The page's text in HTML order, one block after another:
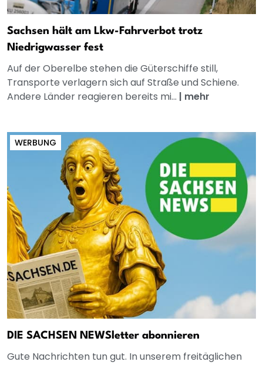
Sachsen hält am Lkw-Fahrverbot trotz
Niedrigwasser fest
Auf der Oberelbe stehen die Güterschiffe still,
Transporte verlagern sich auf Straße und Schiene.
Andere Länder reagieren bereits mi... | mehr
WERBUNG
DIE SACHSEN NEWSletter abonnieren
Gute Nachrichten tun gut. In unserem freitäglichen